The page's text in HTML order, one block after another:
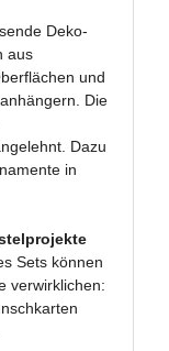
Deko-
aus
und
Die
Dazu
in
Sets können
verwirklichen: